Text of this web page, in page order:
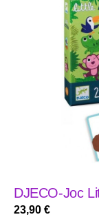
DJECO-Joc
23,90 €